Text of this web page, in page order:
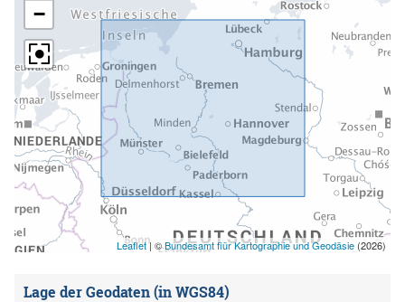
−
Leaflet| ©Bundesamt fiür Kartographie und Geodäsie (2026)
Lage der Geodaten (in WGS84)